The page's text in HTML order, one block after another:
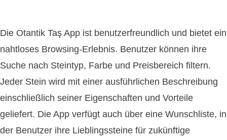
Die Otantik Taş App ist benutzerfreundlich und bietet ein
nahtloses Browsing-Erlebnis. Benutzer können ihre
Suche nach Steintyp, Farbe und Preisbereich filtern.
Jeder Stein wird mit einer ausführlichen Beschreibung
einschließlich seiner Eigenschaften und Vorteile
geliefert. Die App verfügt auch über eine Wunschliste, in
der Benutzer ihre Lieblingssteine ​​für zukünftige